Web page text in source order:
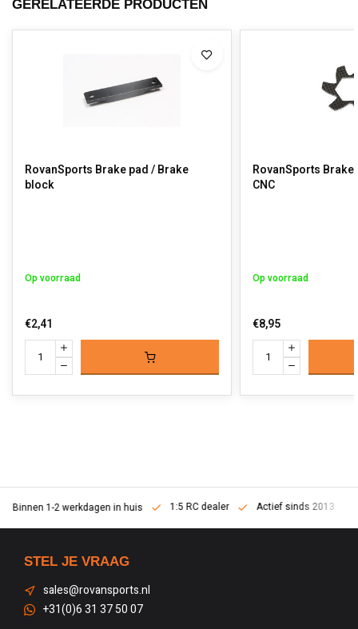
GERELATEERDE PRODUCTEN
RovanSports Brake pad / Brake
block
Op voorraad
€2,41
RovanSports
CNC
Op voorraad
€8,95
Binnen 1-2 werkdagen in huis 1:5 RC dealer Actief sinds 2013
STEL JE VRAAG
sales@rovansports.nl
+31(0)6 31 37 50 07